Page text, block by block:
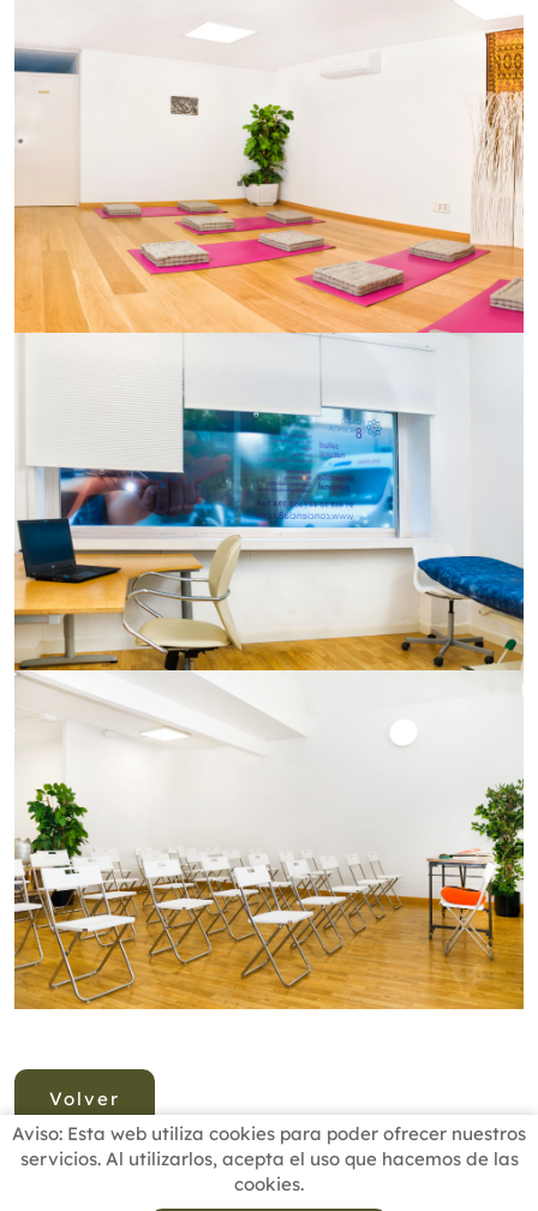
Volver
Aviso: Esta web utiliza cookies para poder ofrecer nuestros
servicios. Al utilizarlos, acepta el uso que hacemos de las
cookies.